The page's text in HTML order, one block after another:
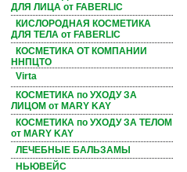
ДЛЯ ЛИЦА от FABERLIC
КИСЛОРОДНАЯ КОСМЕТИКА
ДЛЯ ТЕЛА от FABERLIC
КОСМЕТИКА ОТ КОМПАНИИ
ННПЦТО
Virta
КОСМЕТИКА по УХОДУ ЗА
ЛИЦОМ от MARY KAY
КОСМЕТИКА по УХОДУ ЗА ТЕЛОМ
от MARY KAY
ЛЕЧЕБНЫЕ БАЛЬЗАМЫ
НЬЮВЕЙС